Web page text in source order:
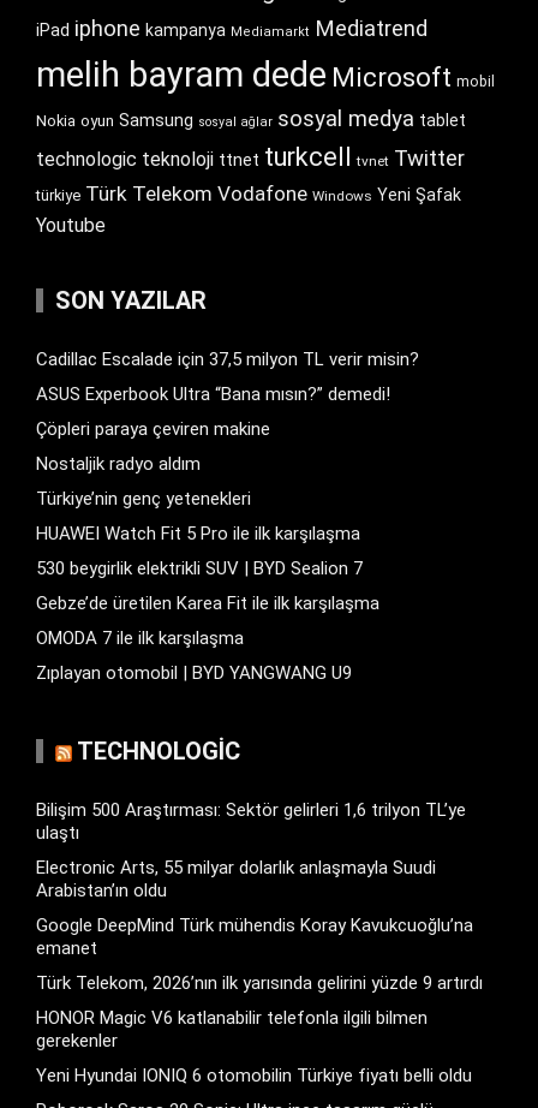
iPad iphone kampanya Mediamarkt Mediatrend
melih bayram dede Microsoft mobil
Nokia oyun Samsung sosyal ağlar sosyal medya tablet
technologic teknoloji ttnet turkcell tvnet Twitter
türkiye Türk Telekom Vodafone Windows Yeni Şafak
Youtube
SON YAZILAR
Cadillac Escalade için 37,5 milyon TL verir misin?
ASUS Experbook Ultra “Bana mısın?” demedi!
Çöpleri paraya çeviren makine
Nostaljik radyo aldım
Türkiye’nin genç yetenekleri
HUAWEI Watch Fit 5 Pro ile ilk karşılaşma
530 beygirlik elektrikli SUV | BYD Sealion 7
Gebze’de üretilen Karea Fit ile ilk karşılaşma
OMODA 7 ile ilk karşılaşma
Zıplayan otomobil | BYD YANGWANG U9
TECHNOLOGIC
Bilişim 500 Araştırması: Sektör gelirleri 1,6 trilyon TL’ye
ulaştı
Electronic Arts, 55 milyar dolarlık anlaşmayla Suudi
Arabistan’ın oldu
Google DeepMind Türk mühendis Koray Kavukcuoğlu’na
emanet
Türk Telekom, 2026’nın ilk yarısında gelirini yüzde 9 artırdı
HONOR Magic V6 katlanabilir telefonla ilgili bilmen
gerekenler
Yeni Hyundai IONIQ 6 otomobilin Türkiye fiyatı belli oldu